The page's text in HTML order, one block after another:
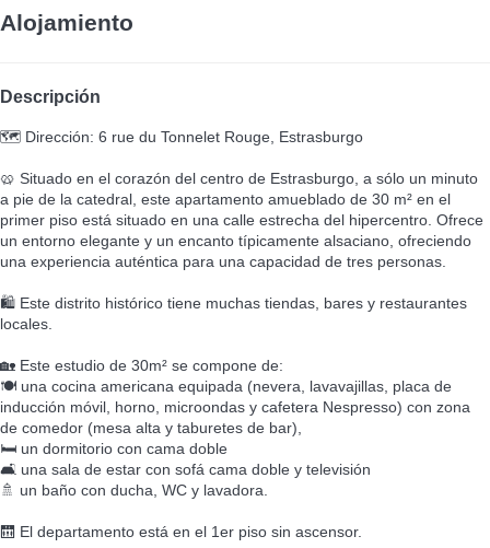
Alojamiento
Descripción
🗺️ Dirección: 6 rue du Tonnelet Rouge, Estrasburgo
🥨 Situado en el corazón del centro de Estrasburgo, a sólo un minuto
a pie de la catedral, este apartamento amueblado de 30 m² en el
primer piso está situado en una calle estrecha del hipercentro. Ofrece
un entorno elegante y un encanto típicamente alsaciano, ofreciendo
una experiencia auténtica para una capacidad de tres personas.
🛍️ Este distrito histórico tiene muchas tiendas, bares y restaurantes
locales.
🏡 Este estudio de 30m² se compone de:
🍽️ una cocina americana equipada (nevera, lavavajillas, placa de
inducción móvil, horno, microondas y cafetera Nespresso) con zona
de comedor (mesa alta y taburetes de bar),
🛏️ un dormitorio con cama doble
🛋️ una sala de estar con sofá cama doble y televisión
🚿 un baño con ducha, WC y lavadora.
🛗 El departamento está en el 1er piso sin ascensor.